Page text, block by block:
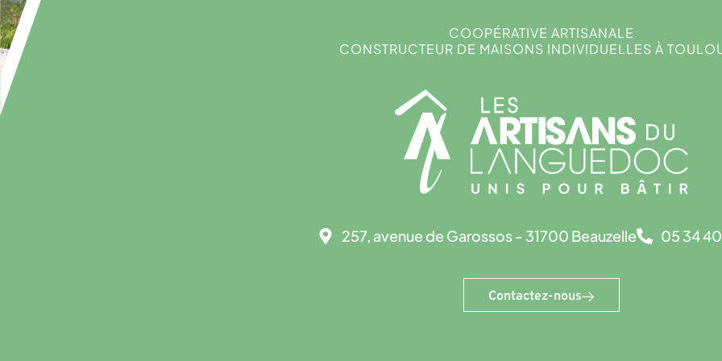
COOPÉRATIVE ARTISANALE
CONSTRUCTEUR DE MAISONS INDIVIDUELLES À
257, avenue de Garossos - 31700 Beauzelle 05 34
Contactez-nous